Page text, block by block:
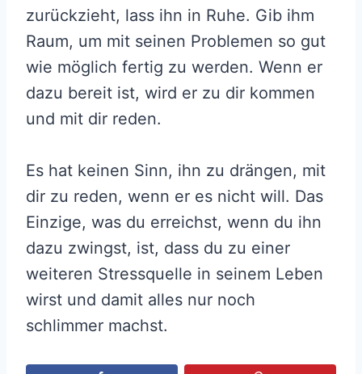
zurückzieht, lass ihn in Ruhe. Gib ihm
Raum, um mit seinen Problemen so gut
wie möglich fertig zu werden. Wenn er
dazu bereit ist, wird er zu dir kommen
und mit dir reden.
Es hat keinen Sinn, ihn zu drängen, mit
dir zu reden, wenn er es nicht will. Das
Einzige, was du erreichst, wenn du ihn
dazu zwingst, ist, dass du zu einer
weiteren Stressquelle in seinem Leben
wirst und damit alles nur noch
schlimmer machst.